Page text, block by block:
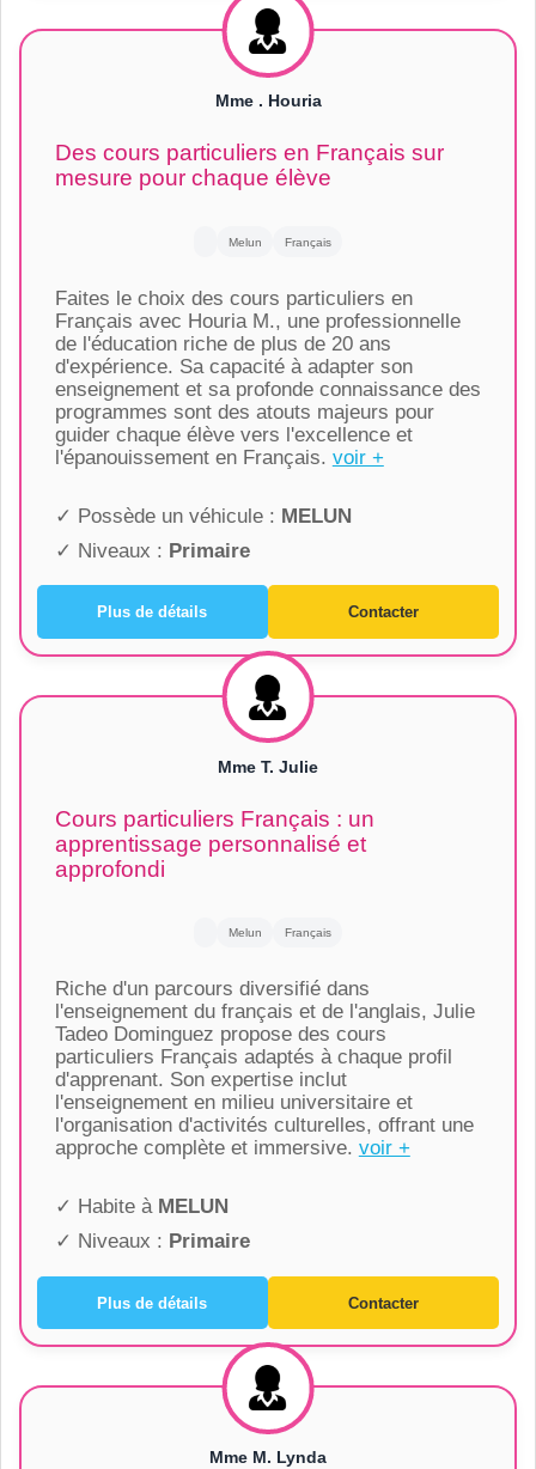
Mme . Houria
Des cours particuliers en Français sur
mesure pour chaque élève
Melun Français
Faites le choix des cours particuliers en
Français avec Houria M., une professionnelle
de l'éducation riche de plus de 20 ans
d'expérience. Sa capacité à adapter son
enseignement et sa profonde connaissance des
programmes sont des atouts majeurs pour
guider chaque élève vers l'excellence et
l'épanouissement en Français. voir +
✓ Possède un véhicule : MELUN
✓ Niveaux : Primaire
Plus de détails Contacter
Mme T. Julie
Cours particuliers Français : un
apprentissage personnalisé et
approfondi
Melun Français
Riche d'un parcours diversifié dans
l'enseignement du français et de l'anglais, Julie
Tadeo Dominguez propose des cours
particuliers Français adaptés à chaque profil
d'apprenant. Son expertise inclut
l'enseignement en milieu universitaire et
l'organisation d'activités culturelles, offrant une
approche complète et immersive. voir +
✓ Habite à MELUN
✓ Niveaux : Primaire
Plus de détails Contacter
Mme M. Lynda